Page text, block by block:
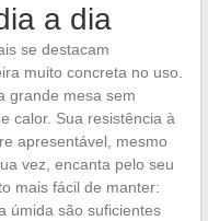
a dia
se destacam
muito concreta no uso.
grande mesa sem
calor. Sua resistência à
apresentável, mesmo
vez, encanta pelo seu
mais fácil de manter:
úmida são suficientes